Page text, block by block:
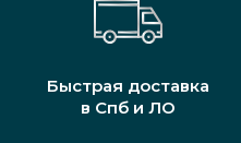
Быстрая доставка
в Спб и ЛО